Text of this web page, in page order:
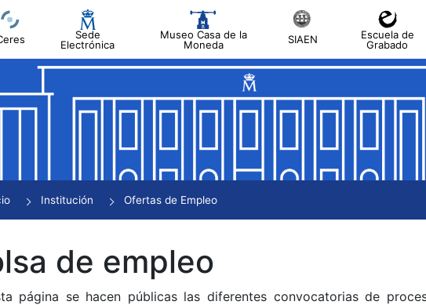
Sede
Electrónica
Museo Casa de la
Moneda
SIAEN
Escuela de
Grabado
Mostrar/Ocultar
Ocultar
Institución Ofertas de Empleo
de empleo
página se hacen públicas las diferentes convocatorias de